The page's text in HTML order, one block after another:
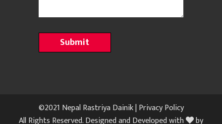
©2021 Nepal Rastriya Dainik |Privacy Policy
All Rights Reserved. Designed and Developed with
by